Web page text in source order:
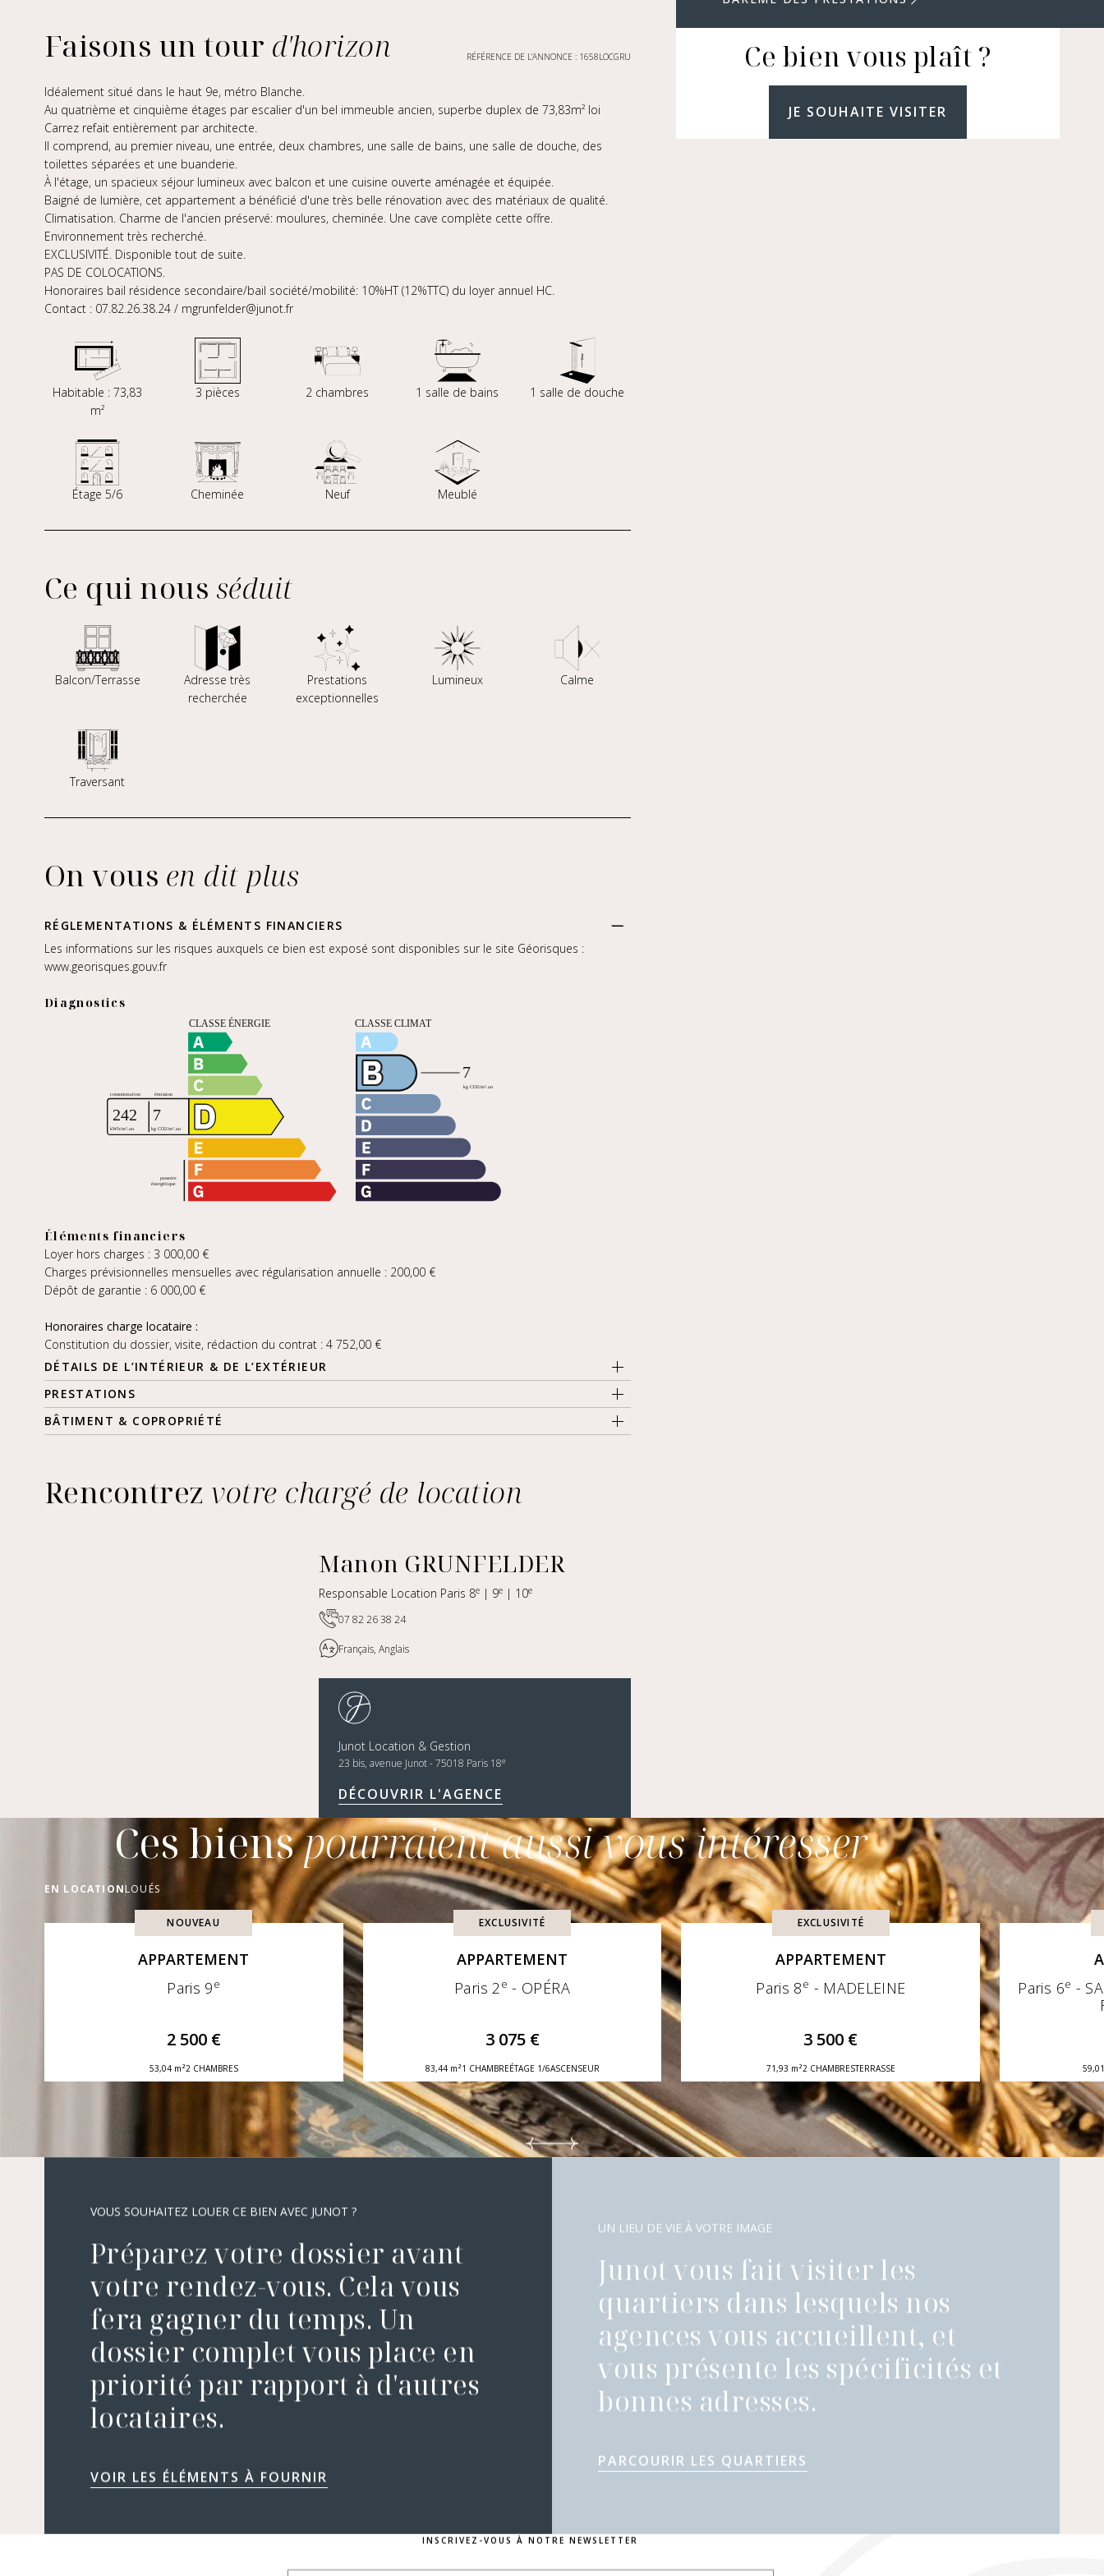
Ce bien vous plaît ?
JE SOUHAITE VISITER
Faisons un tour d'horizon RÉFÉRENCE DE L’ANNONCE : 1658LOCGRU
Idéalement situé dans le haut 9e, métro Blanche.
Au quatrième et cinquième étages par escalier d'un bel immeuble ancien, superbe duplex de 73,83m² loi
Carrez refait entièrement par architecte.
Il comprend, au premier niveau, une entrée, deux chambres, une salle de bains, une salle de douche, des
toilettes séparées et une buanderie.
À l'étage, un spacieux séjour lumineux avec balcon et une cuisine ouverte aménagée et équipée.
Baigné de lumière, cet appartement a bénéficié d'une très belle rénovation avec des matériaux de qualité.
Climatisation. Charme de l'ancien préservé: moulures, cheminée. Une cave complète cette offre.
Environnement très recherché.
EXCLUSIVITÉ. Disponible tout de suite.
PAS DE COLOCATIONS.
Honoraires bail résidence secondaire/bail société/mobilité: 10%HT (12%TTC) du loyer annuel HC.
Contact : 07.82.26.38.24 / mgrunfelder@junot.fr
Habitable : 73,83
m²
3 pièces 2 chambres 1 salle de bains 1 salle de douche
Étage 5/6 Cheminée Neuf Meublé
Ce qui nous séduit
Balcon/Terrasse
Adresse très
recherchée
Prestations
exceptionnelles
Lumineux Calme
Traversant
On vous en dit plus
RÉGLEMENTATIONS & ÉLÉMENTS FINANCIERS
Les informations sur les risques auxquels ce bien est exposé sont disponibles sur le site Géorisques :
www.georisques.gouv.fr
Diagnostics
Éléments financiers
Loyer hors charges : 3 000,00 €
Charges prévisionnelles mensuelles avec régularisation annuelle : 200,00 €
Dépôt de garantie : 6 000,00 €
Honoraires charge locataire :
Constitution du dossier, visite, rédaction du contrat : 4 752,00 €
DÉTAILS DE L’INTÉRIEUR & DE L’EXTÉRIEUR
PRESTATIONS
BÂTIMENT & COPROPRIÉTÉ
Rencontrez votre chargé de location
Manon GRUNFELDER
Responsable Location Paris 8e | 9e | 10e
07 82 26 38 24
Français, Anglais
Junot Location & Gestion
23 bis, avenue Junot - 75018 Paris 18e
DÉCOUVRIR L'AGENCE
Ces bienspourraient aussi vous intéresser
EN LOCATIONLOUÉS
NOUVEAU
APPARTEMENT
Paris 9e
2 500 €
53,04 m²2 CHAMBRES
EXCLUSIVITÉ
APPARTEMENT
Paris 2e - OPÉRA
3 075 €
83,44 m²1 CHAMBREÉTAGE 1/6ASCENSEUR
EXCLUSIVITÉ
APPARTEMENT
Paris 8e - MADELEINE
3 500 €
71,93 m²2 CHAMBRESTERRASSE
Paris 6e -
VOUS SOUHAITEZ LOUER CE BIEN AVEC JUNOT ?
Préparez votre dossier avant
votre rendez-vous. Cela vous
fera gagner du temps. Un
dossier complet vous place en
priorité par rapport à d'autres
locataires.
VOIR LES ÉLÉMENTS À FOURNIR
UN LIEU DE VIE À VOTRE IMAGE
Junot vous fait visiter les
quartiers dans lesquels nos
agences vous accueillent, et
vous présente les spécificités et
bonnes adresses.
PARCOURIR LES QUARTIERS
INSCRIVEZ-VOUS À NOTRE NEWSLETTER